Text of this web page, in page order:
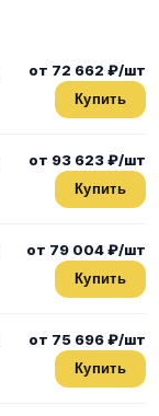
от 72 662 ₽/шт
Купить
от 93 623 ₽/шт
Купить
от 79 004 ₽/шт
Купить
от 75 696 ₽/шт
Купить